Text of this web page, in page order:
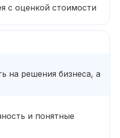
с оценкой стоимости
на решения бизнеса, а
и понятные